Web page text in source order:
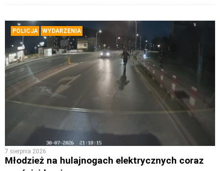
POLICJA WYDARZENIA
7 sierpnia 2026
Młodzież na hulajnogach elektrycznych coraz